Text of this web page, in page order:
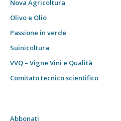
Nova Agricoltura
Olivo e Olio
Passione in verde
Suinicoltura
VVQ – Vigne Vini e Qualità
Comitato tecnico scientifico
Abbonati